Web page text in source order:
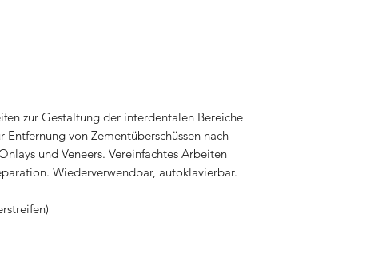
zur Gestaltung der interdentalen Bereiche
von Zementüberschüssen nach
und Veneers. Vereinfachtes Arbeiten
Wiederverwendbar, autoklavierbar.